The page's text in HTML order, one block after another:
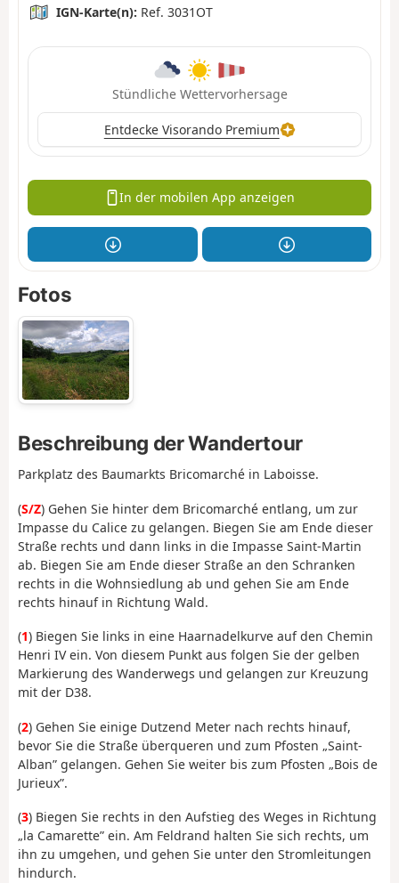
IGN-Karte(n): Ref. 3031OT
Stündliche Wettervorhersage
Entdecke Visorando Premium
In der mobilen App anzeigen
Fotos
Beschreibung der Wandertour
Parkplatz des Baumarkts Bricomarché in Laboisse.
(S/Z) Gehen Sie hinter dem Bricomarché entlang, um zur
Impasse du Calice zu gelangen. Biegen Sie am Ende dieser
Straße rechts und dann links in die Impasse Saint-Martin
ab. Biegen Sie am Ende dieser Straße an den Schranken
rechts in die Wohnsiedlung ab und gehen Sie am Ende
rechts hinauf in Richtung Wald.
(1) Biegen Sie links in eine Haarnadelkurve auf den Chemin
Henri IV ein. Von diesem Punkt aus folgen Sie der gelben
Markierung des Wanderwegs und gelangen zur Kreuzung
mit der D38.
(2) Gehen Sie einige Dutzend Meter nach rechts hinauf,
bevor Sie die Straße überqueren und zum Pfosten „Saint-
Alban” gelangen. Gehen Sie weiter bis zum Pfosten „Bois de
Jurieux”.
(3) Biegen Sie rechts in den Aufstieg des Weges in Richtung
„la Camarette” ein. Am Feldrand halten Sie sich rechts, um
ihn zu umgehen, und gehen Sie unter den Stromleitungen
hindurch.